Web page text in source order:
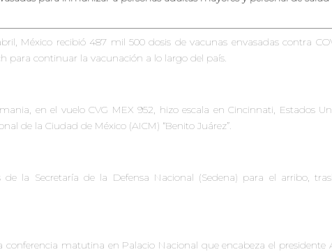
México recibió 487 mil 500 dosis de vacunas envasadas contra
para continuar la vacunación a lo largo del país.
en el vuelo CVG MEX 952, hizo escala en Cincinnati, Estados
de la Ciudad de México (AICM) “Benito Juárez”.
la Secretaría de la Defensa Nacional (Sedena) para el arribo,
matutina en Palacio Nacional que encabeza el presidente